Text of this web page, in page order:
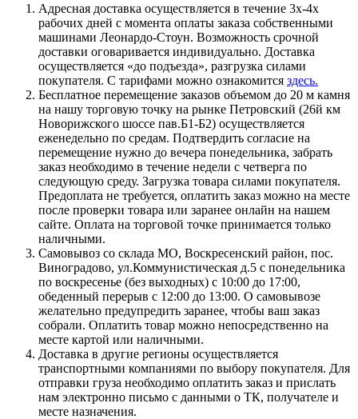
Адресная доставка осуществляется в течение 3х-4х
рабочих дней с момента оплаты заказа собственными
машинами Леонардо-Стоун. Возможность срочной
доставки оговаривается индивидуально. Доставка
осуществляется «до подъезда», разгрузка силами
покупателя. С тарифами можно ознакомится здесь.
Бесплатное перемещение заказов объемом до 20 м камня
на нашу торговую точку на рынке Петровский (26й км
Новорижского шоссе пав.Б1-Б2) осуществляется
еженедельно по средам. Подтвердить согласие на
перемещение нужно до вечера понедельника, забрать
заказ необходимо в течение недели с четверга по
следующую среду. Загрузка товара силами покупателя.
Предоплата не требуется, оплатить заказ можно на месте
после проверки товара или заранее онлайн на нашем
сайте. Оплата на торговой точке принимается только
наличными.
Самовывоз со склада МО, Воскресенский район, пос.
Виноградово, ул.Коммунистическая д.5 с понедельника
по воскресенье (без выходных) с 10:00 до 17:00,
обеденный перерыв с 12:00 до 13:00. О самовывозе
желательно предупредить заранее, чтобы ваш заказ
собрали. Оплатить товар можно непосредственно на
месте картой или наличными.
Доставка в другие регионы осуществляется
транспортными компаниями по выбору покупателя. Для
отправки груза необходимо оплатить заказ и прислать
нам электронно письмо с данными о ТК, получателе и
месте назначения.